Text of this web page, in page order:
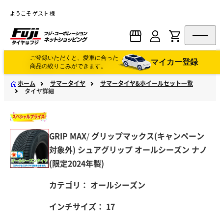
ようこそ ゲスト 様
ご登録いただくと、愛車に合った
商品の絞りこみができます。
マイカー登録
ホーム サマータイヤ
サマータイヤ&ホイールセット一覧
タイヤ詳細
GRIP MAX/ グリップマックス(キャンペーン
対象外) シュアグリップ オールシーズン ナノ
(限定2024年製)
カテゴリ： オールシーズン
インチサイズ： 17